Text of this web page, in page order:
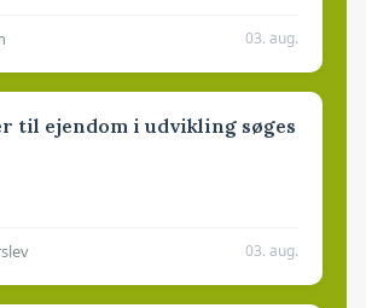
03. aug.
til ejendom i udvikling søges
03. aug.